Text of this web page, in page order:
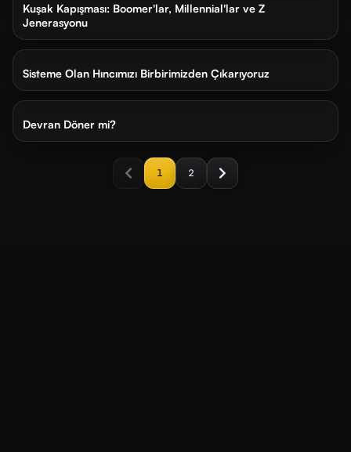
Kuşak Kapışması: Boomer'lar, Millennial'lar ve Z
Jenerasyonu
12 dk
11 ay önce
Sisteme Olan Hıncımızı Birbirimizden Çıkarıyoruz
16 dk
12 ay önce
Devran Döner mi?
1 2